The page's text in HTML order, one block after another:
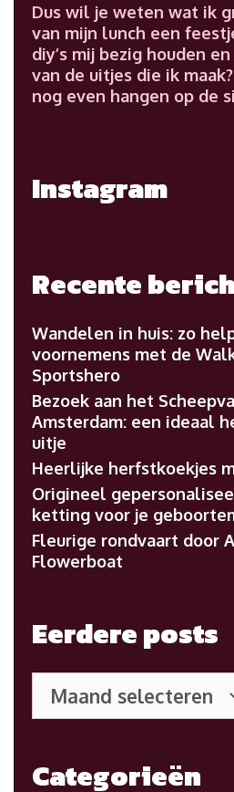
Dus wil je weten wat ik
van mijn lunch een
diy’s mij bezig houden
van de uitjes die ik
nog even hangen op de
Instagram
Recente
Wandelen in huis: zo
voornemens met de
Sportshero
Bezoek aan het
Amsterdam: een ideaal
uitje
Heerlijke herfstkoekjes
Origineel
ketting voor je
Fleurige rondvaart door
Flowerboat
Eerdere posts
posts
Categorieën